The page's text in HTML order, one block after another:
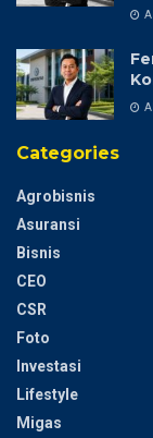
Categories
Agrobisnis
Asuransi
Bisnis
CEO
CSR
Foto
Investasi
Lifestyle
Migas